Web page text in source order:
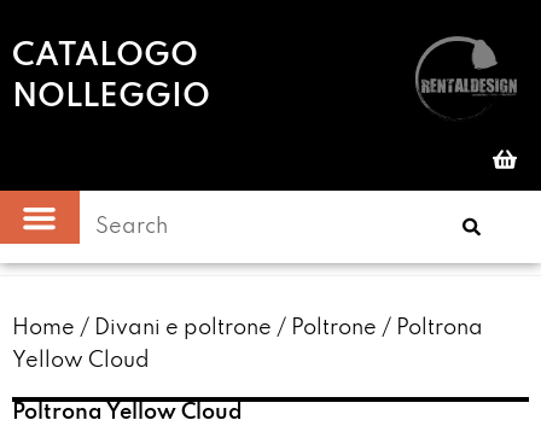
CATALOGO
NOLLEGGIO
Home / Divani e poltrone / Poltrone / Poltrona
Yellow Cloud
Poltrona Yellow Cloud